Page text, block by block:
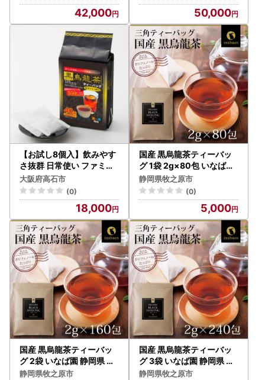
42,000 50,000
【お試し8個入】飲みやす
さ抜群 日常使い ファミリ
ーパック 黒烏龍茶ティー
バッグ 160g(40p)【1751
316】
大阪府高石市
(0)
18,000
国産 黒烏龍茶ティーバッ
グ 1袋 2g×80包 いなば園
静岡県 牧之原市
静岡県牧之原市
(0)
5,000
国産 黒烏龍茶ティーバッ
グ 2袋 いなば園 静岡県 牧
之原市
静岡県牧之原市
国産 黒烏龍茶ティーバッ
グ 3袋 いなば園 静岡県 牧
之原市
静岡県牧之原市